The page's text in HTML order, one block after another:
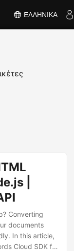
ΕΛΛΗΝΙΚΆ
|
Converting
documents
In this article,
Cloud SDK for